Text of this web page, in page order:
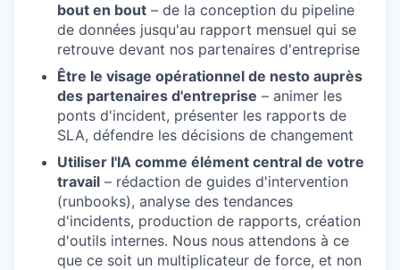
bout en bout – de la conception du pipeline
de données jusqu'au rapport mensuel qui se
retrouve devant nos partenaires d'entreprise
Être le visage opérationnel de nesto auprès
des partenaires d'entreprise – animer les
ponts d'incident, présenter les rapports de
SLA, défendre les décisions de changement
Utiliser l'IA comme élément central de votre
travail – rédaction de guides d'intervention
(runbooks), analyse des tendances
d'incidents, production de rapports, création
d'outils internes. Nous nous attendons à ce
que ce soit un multiplicateur de force, et non